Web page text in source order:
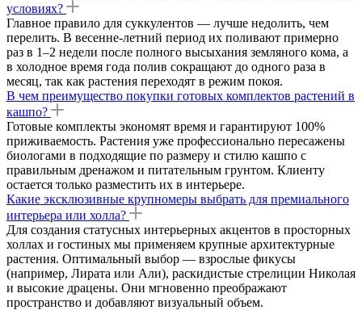
условиях?
Главное правило для суккулентов — лучше недолить, чем
перелить. В весенне-летний период их поливают примерно
раз в 1–2 недели после полного высыхания земляного кома, а
в холодное время года полив сокращают до одного раза в
месяц, так как растения переходят в режим покоя.
В чем преимущество покупки готовых комплектов растений в
кашпо?
Готовые комплекты экономят время и гарантируют 100%
приживаемость. Растения уже профессионально пересажены
биологами в подходящие по размеру и стилю кашпо с
правильным дренажом и питательным грунтом. Клиенту
остается только разместить их в интерьере.
Какие эксклюзивные крупномеры выбрать для премиального
интерьера или холла?
Для создания статусных интерьерных акцентов в просторных
холлах и гостиных мы применяем крупные архитектурные
растения. Оптимальный выбор — взрослые фикусы
(например, Лирата или Али), раскидистые стрелиции Николая
и высокие драцены. Они мгновенно преображают
пространство и добавляют визуальный объем.